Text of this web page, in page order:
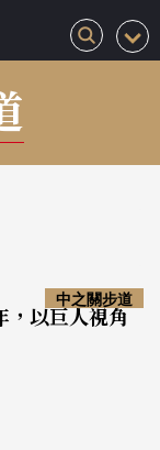
，以巨人視角
中之關步道